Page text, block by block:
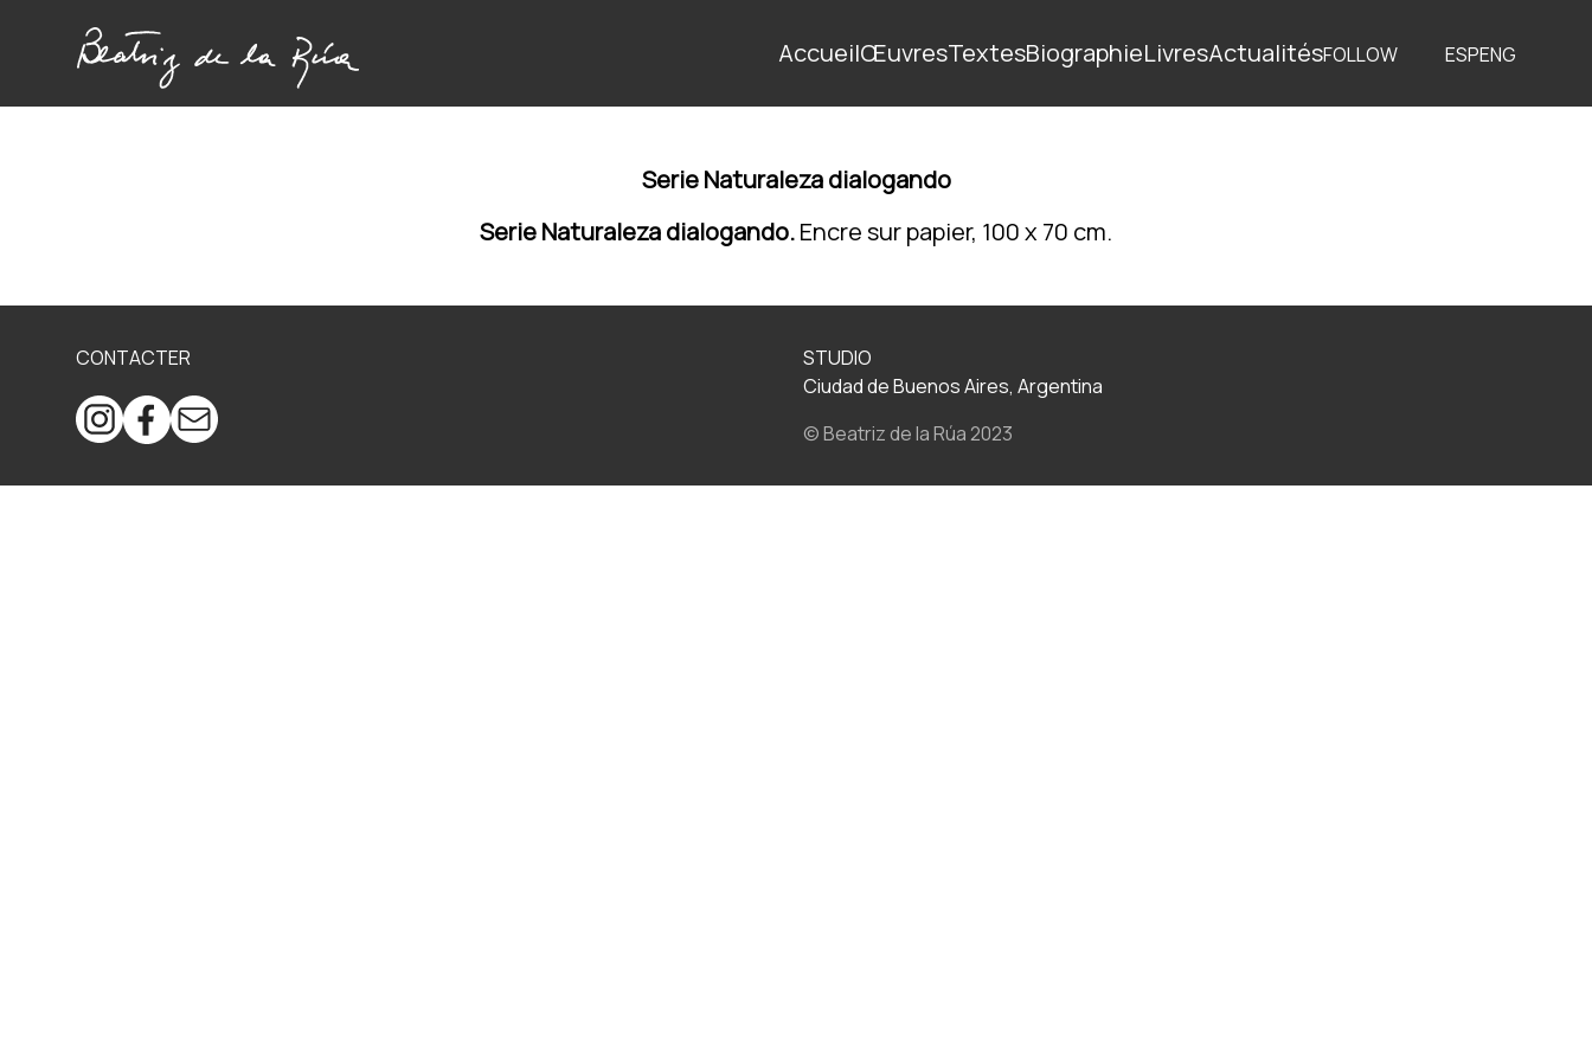
AccueilŒuvresTextesBiographieLivresActualitésFOLLOW ESPENG
Serie Naturaleza dialogando
Serie Naturaleza dialogando.Encre sur papier, 100 x 70 cm.
CONTACTER
STUDIO
Ciudad de Buenos Aires, Argentina
© Beatriz de la Rúa 2023